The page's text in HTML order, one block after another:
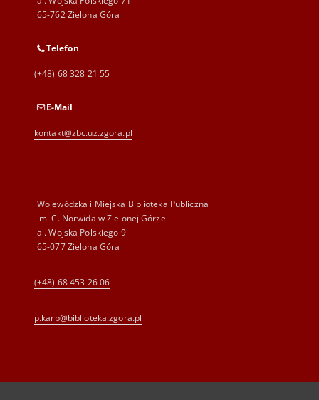
65-762 Zielona Góra
Telefon
(+48) 68 328 21 55
E-Mail
kontakt@zbc.uz.zgora.pl
Wojewódzka i Miejska Biblioteka Publiczna
im. C. Norwida w Zielonej Górze
al. Wojska Polskiego 9
65-077 Zielona Góra
(+48) 68 453 26 06
p.karp@biblioteka.zgora.pl